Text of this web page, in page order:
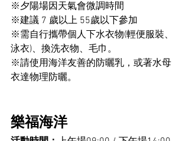
※夕陽場因天氣會微調時間
※建議 7 歲以上 55歲以下參加
※需自行攜帶個人下水衣物(輕便服裝、
泳衣)、換洗衣物、毛巾。
※請使用海洋友善的防曬乳，或著水母
衣達物理防曬。
樂福海洋